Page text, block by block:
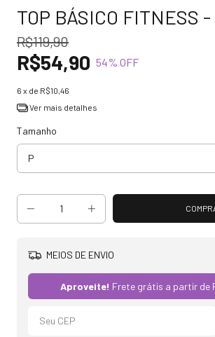
TOP BÁSICO FITNESS -
R$119,90
R$54,90 54% OFF
6 x de R$10,46
Ver mais detalhes
Tamanho
MEIOS DE ENVIO
Aproveite! Frete grátis a partir de